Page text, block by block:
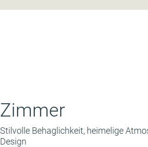
Zimmer
Stilvolle Behaglichkeit, heimelige
Design